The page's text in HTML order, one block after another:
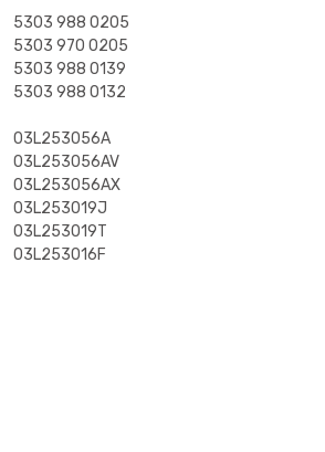
5303 988 0205
5303 970 0205
5303 988 0139
5303 988 0132
03L253056A
03L253056AV
03L253056AX
03L253019J
03L253019T
03L253016F